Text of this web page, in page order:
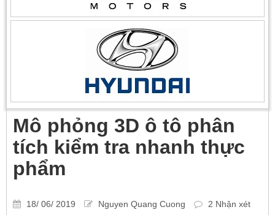
Mô phỏng 3D ô tô phân
tích kiểm tra nhanh thực
phẩm
18/ 06/ 2019 Nguyen Quang Cuong 2 Nhận xét